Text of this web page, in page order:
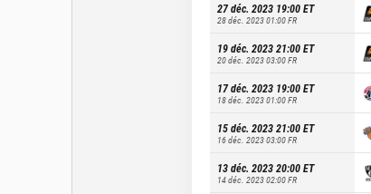
27 déc. 2023 19:00ET
28 déc. 2023 01:00FR
19 déc. 2023 21:00ET
20 déc. 2023 03:00FR
17 déc. 2023 19:00ET
18 déc. 2023 01:00FR
15 déc. 2023 21:00ET
16 déc. 2023 03:00FR
13 déc. 2023 20:00ET
14 déc. 2023 02:00FR